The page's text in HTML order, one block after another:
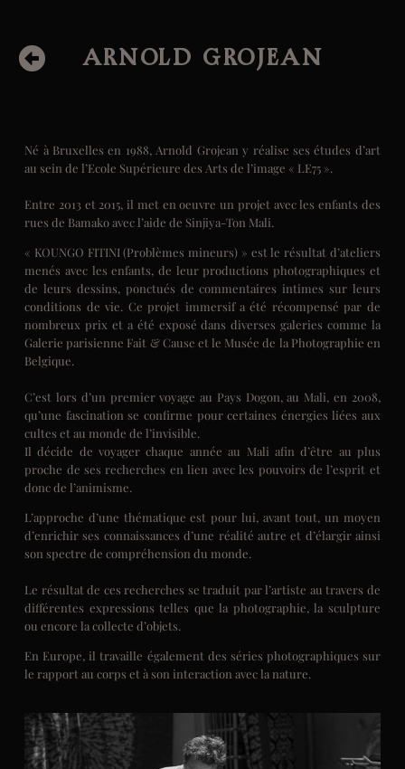
ARNOLD GROJEAN
Né à Bruxelles en 1988, Arnold Grojean y réalise ses études d’art
au sein de l’Ecole Supérieure des Arts de l’image « LE75 ».
Entre 2013 et 2015, il met en oeuvre un projet avec les enfants des
rues de Bamako avec l’aide de Sinjiya-Ton Mali.
« KOUNGO FITINI (Problèmes mineurs) » est le résultat d’ateliers
menés avec les enfants, de leur productions photographiques et
de leurs dessins, ponctués de commentaires intimes sur leurs
conditions de vie. Ce projet immersif a été récompensé par de
nombreux prix et a été exposé dans diverses galeries comme la
Galerie parisienne Fait & Cause et le Musée de la Photographie en
Belgique.
C’est lors d’un premier voyage au Pays Dogon, au Mali, en 2008,
qu’une fascination se confirme pour certaines énergies liées aux
cultes et au monde de l’invisible.
Il décide de voyager chaque année au Mali afin d’être au plus
proche de ses recherches en lien avec les pouvoirs de l’esprit et
donc de l’animisme.
L’approche d’une thématique est pour lui, avant tout, un moyen
d’enrichir ses connaissances d’une réalité autre et d’élargir ainsi
son spectre de compréhension du monde.
Le résultat de ces recherches se traduit par l’artiste au travers de
différentes expressions telles que la photographie, la sculpture
ou encore la collecte d’objets.
En Europe, il travaille également des séries photographiques sur
le rapport au corps et à son interaction avec la nature.